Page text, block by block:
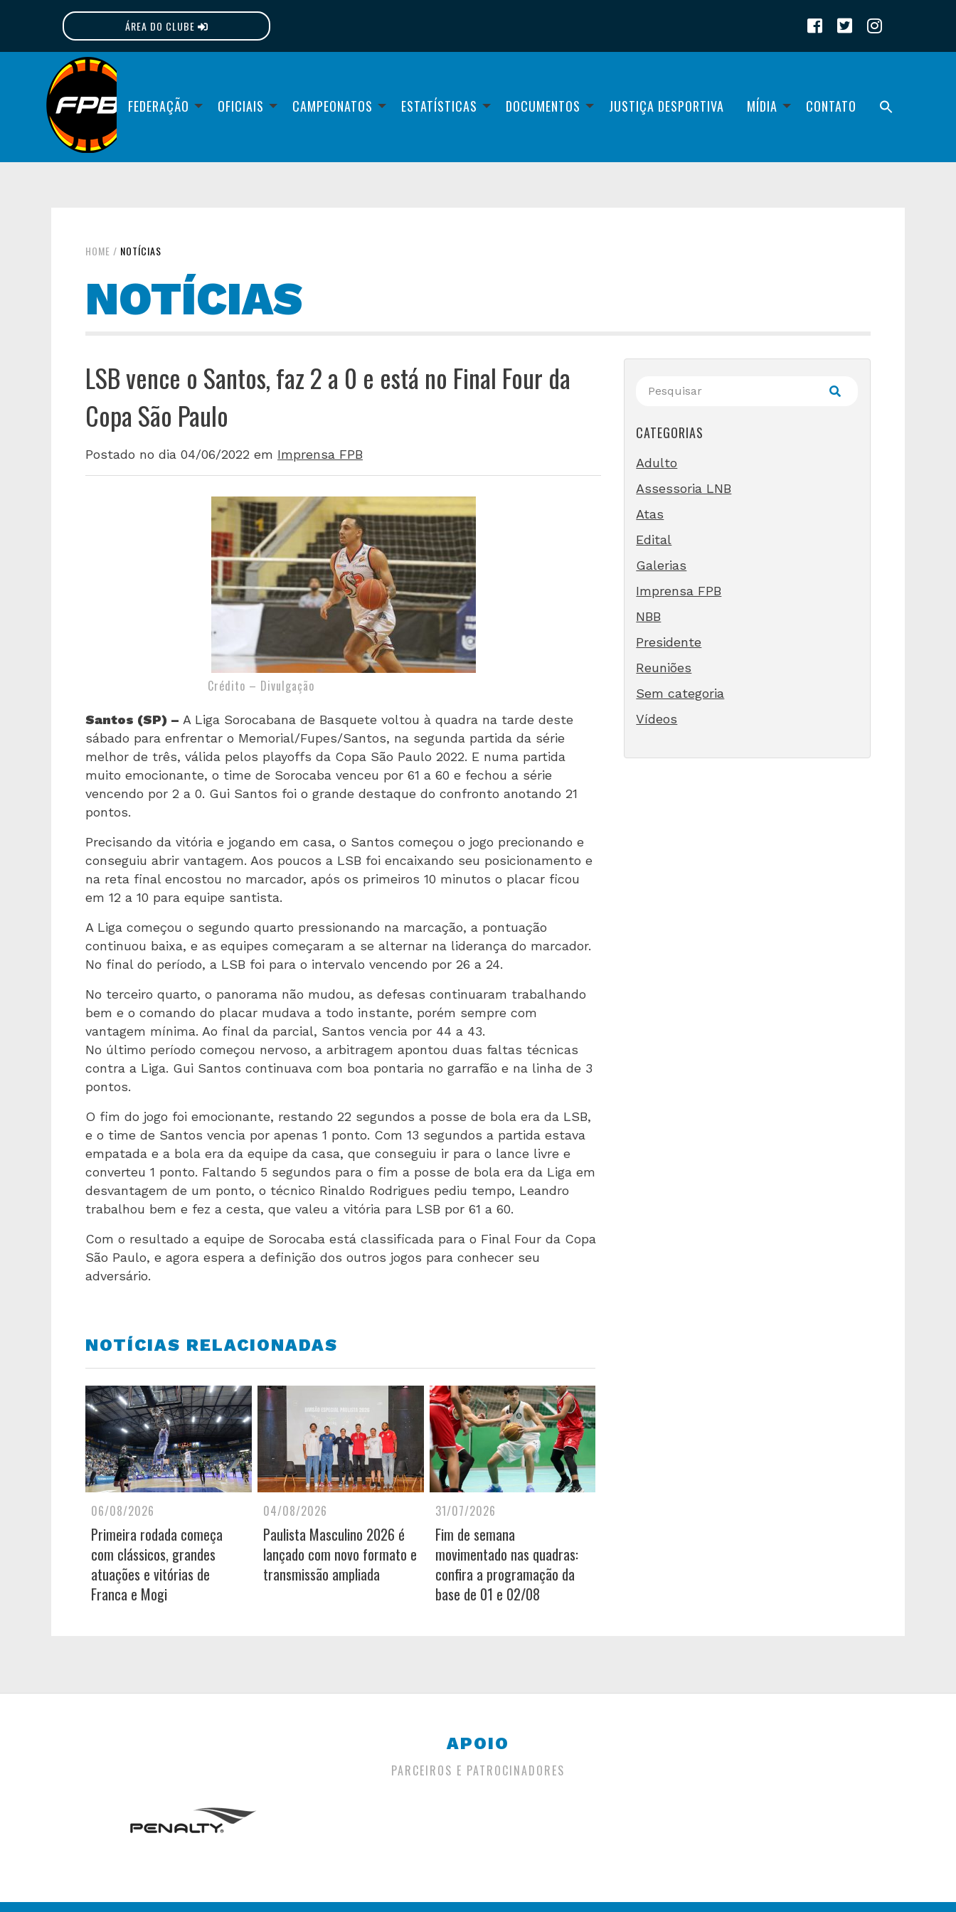
ÁREA DO CLUBE
FEDERAÇÃO OFICIAIS CAMPEONATOS ESTATÍSTICAS DOCUMENTOS JUSTIÇA DESPORTIVA MÍDIA CONTATO
HOME / NOTÍCIAS
NOTÍCIAS
LSB vence o Santos, faz 2 a 0 e está no Final Four da
Copa São Paulo
Postado no dia 04/06/2022 em Imprensa FPB
Crédito – Divulgação
Santos (SP) – A Liga Sorocabana de Basquete voltou à quadra na tarde deste
sábado para enfrentar o Memorial/Fupes/Santos, na segunda partida da série
melhor de três, válida pelos playoffs da Copa São Paulo 2022. E numa partida
muito emocionante, o time de Sorocaba venceu por 61 a 60 e fechou a série
vencendo por 2 a 0. Gui Santos foi o grande destaque do confronto anotando 21
pontos.
Precisando da vitória e jogando em casa, o Santos começou o jogo precionando e
conseguiu abrir vantagem. Aos poucos a LSB foi encaixando seu posicionamento e
na reta final encostou no marcador, após os primeiros 10 minutos o placar ficou
em 12 a 10 para equipe santista.
A Liga começou o segundo quarto pressionando na marcação, a pontuação
continuou baixa, e as equipes começaram a se alternar na liderança do marcador.
No final do período, a LSB foi para o intervalo vencendo por 26 a 24.
No terceiro quarto, o panorama não mudou, as defesas continuaram trabalhando
bem e o comando do placar mudava a todo instante, porém sempre com
vantagem mínima. Ao final da parcial, Santos vencia por 44 a 43.
No último período começou nervoso, a arbitragem apontou duas faltas técnicas
contra a Liga. Gui Santos continuava com boa pontaria no garrafão e na linha de 3
pontos.
O fim do jogo foi emocionante, restando 22 segundos a posse de bola era da LSB,
e o time de Santos vencia por apenas 1 ponto. Com 13 segundos a partida estava
empatada e a bola era da equipe da casa, que conseguiu ir para o lance livre e
converteu 1 ponto. Faltando 5 segundos para o fim a posse de bola era da Liga em
desvantagem de um ponto, o técnico Rinaldo Rodrigues pediu tempo, Leandro
trabalhou bem e fez a cesta, que valeu a vitória para LSB por 61 a 60.
Com o resultado a equipe de Sorocaba está classificada para o Final Four da Copa
São Paulo, e agora espera a definição dos outros jogos para conhecer seu
adversário.
NOTÍCIAS RELACIONADAS
06/08/2026
Primeira rodada começa
com clássicos, grandes
atuações e vitórias de
Franca e Mogi
04/08/2026
Paulista Masculino 2026 é
lançado com novo formato e
transmissão ampliada
31/07/2026
Fim de semana
movimentado nas quadras:
confira a programação da
base de 01 e 02/08
CATEGORIAS
Adulto
Assessoria LNB
Atas
Edital
Galerias
Imprensa FPB
NBB
Presidente
Reuniões
Sem categoria
Vídeos
APOIO
PARCEIROS E PATROCINADORES